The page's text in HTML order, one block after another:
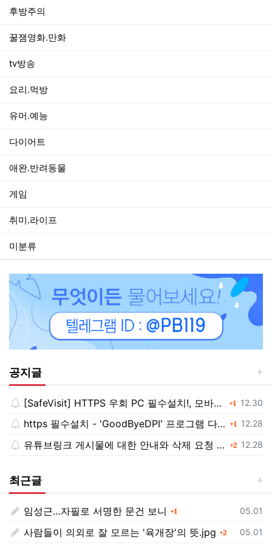
후방주의
꿀잼영화.만화
tv방송
요리.먹방
유머.예능
다이어트
애완.반려동물
게임
취미.라이프
미분류
공지글
등록일
12.30
[SafeVisit] HTTPS 우회 PC 필수설치!, 모바일 최강속도 1댓글
등록일
12.28
https 필수설치 - 'GoodByeDPI' 프로그램 다운로드<< 1댓글
등록일
12.28
유튜브링크 게시물에 대한 안내와 삭제 요청 공지 2댓글
최근글
등록일
05.01
임성근…자필로 서명한 문건 보니 1
등록일
05.01
사람들이 의외로 잘 모르는 '육개장'의 뜻.jpg 2댓글